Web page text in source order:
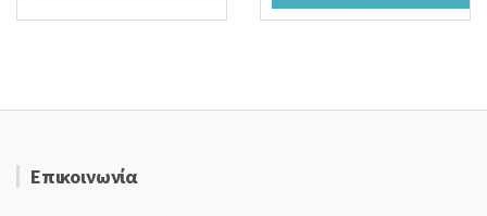
Επικοινωνία